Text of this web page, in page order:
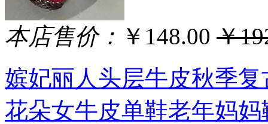
本店售价： ￥148.00 ￥
嫔妃丽人头层牛皮秋季
花朵女牛皮单鞋老年妈